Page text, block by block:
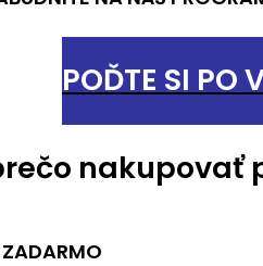
POĎTE SI PO
nakupovať